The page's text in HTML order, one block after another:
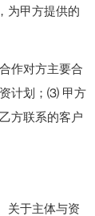
甲方提供的
作对方主要合
计划；⑶ 甲方
方联系的客户
于主体与资